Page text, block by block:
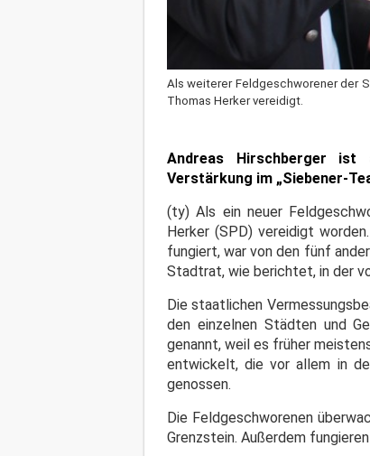
Als weiterer Feldgeschworener der
Thomas Herker vereidigt.
Andreas Hirschberger ist
Verstärkung im „Siebener-
(ty) Als ein neuer
Herker (SPD) vereidigt
fungiert, war von den fünf
Stadtrat, wie berichtet, in der
Die staatlichen
den einzelnen Städten und
genannt, weil es früher
entwickelt, die vor allem in
genossen.
Die Feldgeschworenen
Grenzstein. Außerdem